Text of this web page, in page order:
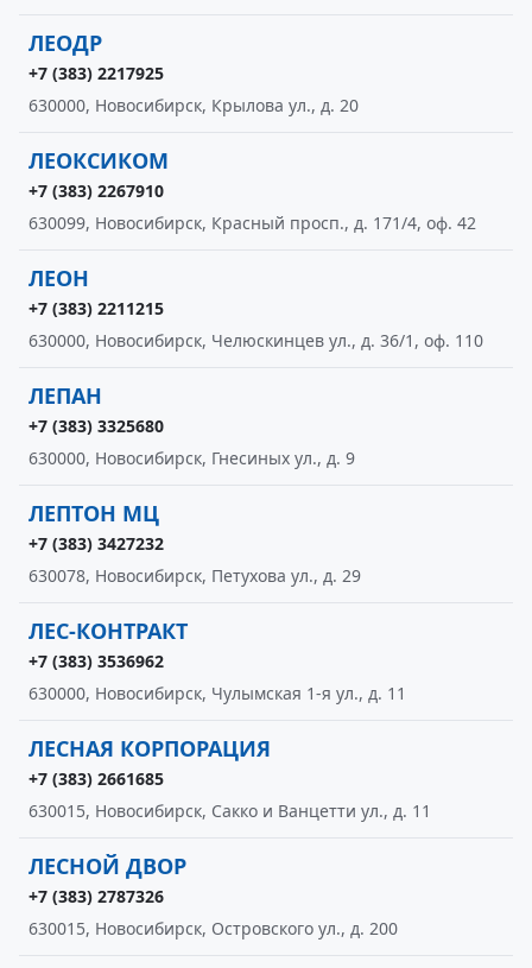
ЛЕОДР
+7 (383) 2217925
630000, Новосибирск, Крылова ул., д. 20
ЛЕОКСИКОМ
+7 (383) 2267910
630099, Новосибирск, Красный просп., д. 171/4, оф. 42
ЛЕОН
+7 (383) 2211215
630000, Новосибирск, Челюскинцев ул., д. 36/1, оф. 110
ЛЕПАН
+7 (383) 3325680
630000, Новосибирск, Гнесиных ул., д. 9
ЛЕПТОН МЦ
+7 (383) 3427232
630078, Новосибирск, Петухова ул., д. 29
ЛЕС-КОНТРАКТ
+7 (383) 3536962
630000, Новосибирск, Чулымская 1-я ул., д. 11
ЛЕСНАЯ КОРПОРАЦИЯ
+7 (383) 2661685
630015, Новосибирск, Сакко и Ванцетти ул., д. 11
ЛЕСНОЙ ДВОР
+7 (383) 2787326
630015, Новосибирск, Островского ул., д. 200